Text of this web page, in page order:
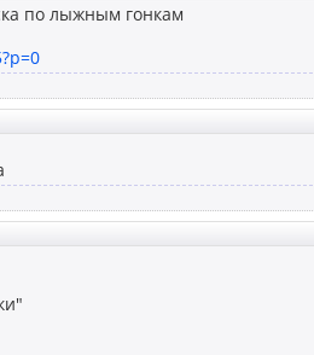
по лыжным гонкам